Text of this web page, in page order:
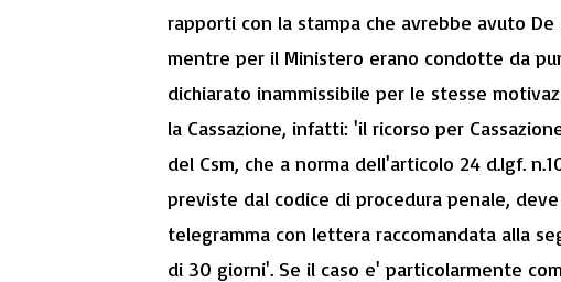
rapporti con la stampa che avrebbe avuto
mentre per il Ministero erano condotte da
dichiarato inammissibile per le stesse
la Cassazione, infatti: 'il ricorso per
del Csm, che a norma dell'articolo 24 d.lgf.
previste dal codice di procedura penale,
telegramma con lettera raccomandata alla
di 30 giorni'. Se il caso e' particolarmente